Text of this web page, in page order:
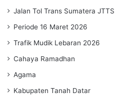
Jalan Tol Trans Sumatera JTTS
Periode 16 Maret 2026
Trafik Mudik Lebaran 2026
Cahaya Ramadhan
Agama
Kabupaten Tanah Datar